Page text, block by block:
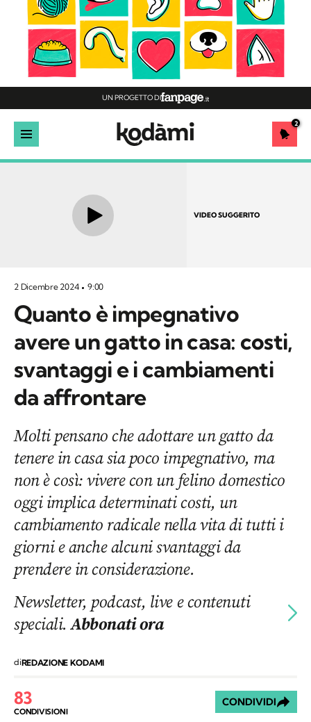
UN PROGETTO DI
2
VIDEO SUGGERITO
2 Dicembre 2024 9:00
Quanto è impegnativo
avere un gatto in casa: costi,
svantaggi e i cambiamenti
da affrontare
Molti pensano che adottare un gatto da
tenere in casa sia poco impegnativo, ma
non è così: vivere con un felino domestico
oggi implica determinati costi, un
cambiamento radicale nella vita di tutti i
giorni e anche alcuni svantaggi da
prendere in considerazione.
Newsletter, podcast, live e contenuti
speciali.Abbonati ora
diREDAZIONE KODAMI
83
CONDIVISIONI
CONDIVIDI